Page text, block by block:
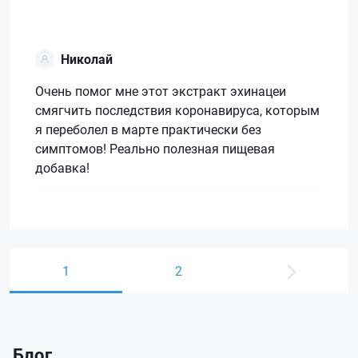
Николай
Очень помог мне этот экстракт эхинацеи
смягчить последствия коронавируса, которым
я переболел в марте практически без
симптомов! Реально полезная пищевая
добавка!
1 2